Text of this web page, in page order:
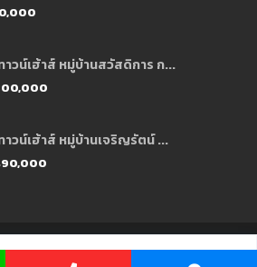
าวน์เฮ้าส์ หมู่บ้านสวัสดิการ ก...
าวน์เฮ้าส์ หมู่บ้านเจริญรัตน์ ...
and Developed by CJ Soft Co., Ltd.